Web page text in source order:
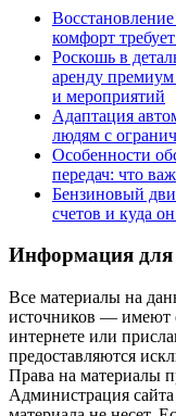
комфорт
Роскошь в
аренду премиум
и мероприятий
Адаптация
людям с
Особенности
передач: что
Бензиновый
счетов и куда
Информация для
Все материалы на
источников — имеют
интернете или
предоставляются
Права на материалы
Администрация сайта